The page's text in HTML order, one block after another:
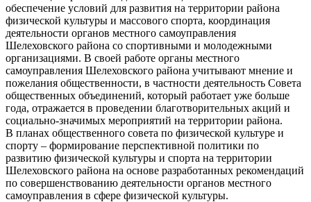
обеспечение условий для развития на территории района
физической культуры и массового спорта, координация
деятельности органов местного самоуправления
Шелеховского района со спортивными и молодежными
организациями. В своей работе органы местного
самоуправления Шелеховского района учитывают мнение и
пожелания общественности, в частности деятельность Совета
общественных объединений, который работает уже больше
года, отражается в проведении благотворительных акций и
социально-значимых мероприятий на территории района.
В планах общественного совета по физической культуре и
спорту – формирование перспективной политики по
развитию физической культуры и спорта на территории
Шелеховского района на основе разработанных рекомендаций
по совершенствованию деятельности органов местного
самоуправления в сфере физической культуры.